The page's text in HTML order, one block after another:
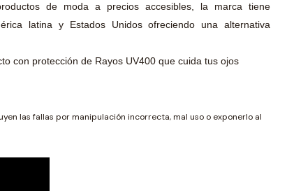
de moda a precios accesibles, la marca tiene
latina y Estados Unidos ofreciendo una alternativa
con protección de Rayos UV400 que cuida tus ojos
las fallas por manipulación incorrecta, mal uso o exponerlo al